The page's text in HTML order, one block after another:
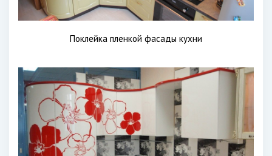
Поклейка пленкой фасады кухни